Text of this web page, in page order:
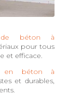
de béton à
pour tous
et efficace.
en béton à
et durables,